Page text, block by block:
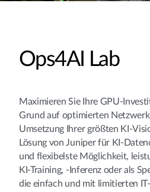
Ops4AI Lab
Maximieren Sie Ihre GPU-
Grund auf optimierten
Umsetzung Ihrer größten KI-
Lösung von Juniper für KI-
und flexibelste Möglichkeit,
KI-Training, -Inferenz oder als
die einfach und mit limitierten